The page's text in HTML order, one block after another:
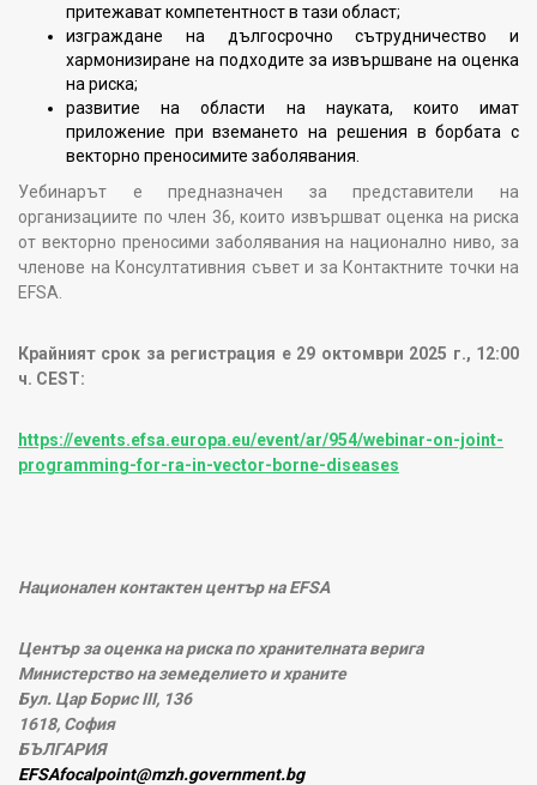
притежават компетентност в тази област;
изграждане на дългосрочно сътрудничество и
хармонизиране на подходите за извършване на оценка
на риска;
развитие на области на науката, които имат
приложение при вземането на решения в борбата с
векторно преносимите заболявания.
Уебинарът е предназначен за представители на
организациите по член 36, които извършват оценка на риска
от векторно преносими заболявания на национално ниво, за
членове на Консултативния съвет и за Контактните точки на
EFSA
Крайният срок за регистрация е 29 октомври 2025 г., 12:00
ч. CEST:
https://events.efsa.europa.eu/event/ar/954/webinar-on-joint-
programming-for-ra-in-vector-borne-diseases
Национален контактен център на EFSA
Център за оценка на риска по хранителната верига
Министерство на земеделието и храните
Бул. Цар Борис III, 136
1618, София
БЪЛГАРИЯ
EFSAfocalpoint@mzh.government.bg